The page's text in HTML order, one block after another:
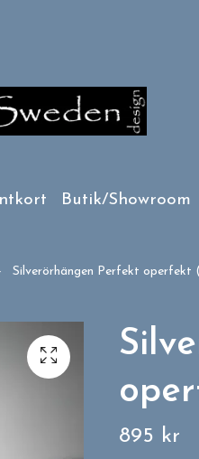
Butik/Showroom
Silverörhängen Perfekt operfekt
895 kr